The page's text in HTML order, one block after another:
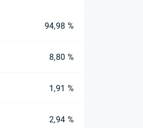
94,98 %
8,80 %
1,91 %
2,94 %